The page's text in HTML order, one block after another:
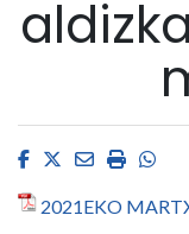
Facebook
Twitter
EmailImprimir
2021EKO